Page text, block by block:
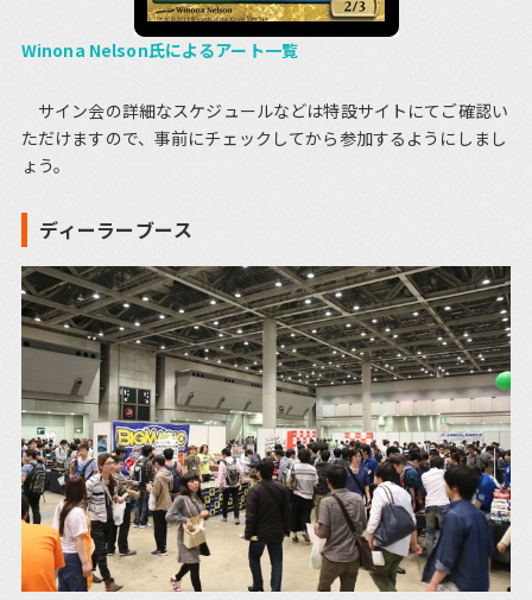
Winona Nelson氏によるアート一覧
サイン会の詳細なスケジュールなどは特設サイトにてご確認い
ただけますので、事前にチェックしてから参加するようにしまし
ょう。
ディーラーブース